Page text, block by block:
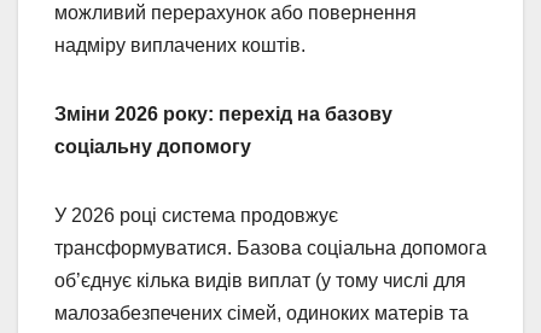
можливий перерахунок або повернення
надміру виплачених коштів.
Зміни 2026 року: перехід на базову
соціальну допомогу
У 2026 році система продовжує
трансформуватися. Базова соціальна допомога
об’єднує кілька видів виплат (у тому числі для
малозабезпечених сімей, одиноких матерів та